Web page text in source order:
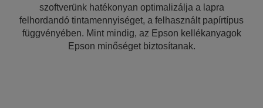
szoftverünk hatékonyan optimalizálja a lapra
felhordandó tintamennyiséget, a felhasznált papírtípus
függvényében. Mint mindig, az Epson kellékanyagok
Epson minőséget biztosítanak.